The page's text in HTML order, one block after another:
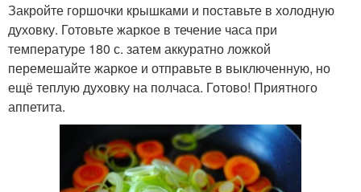
Закройте горшочки крышками и поставьте в холодную
духовку. Готовьте жаркое в течение часа при
температуре 180 с. затем аккуратно ложкой
перемешайте жаркое и отправьте в выключенную, но
ещё теплую духовку на полчаса. Готово! Приятного
аппетита.